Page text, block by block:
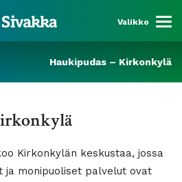
Valikko
Haukipudas – Kirkonkylä
Kirkonkylän keskustaa, jossa
ja monipuoliset palvelut ovat